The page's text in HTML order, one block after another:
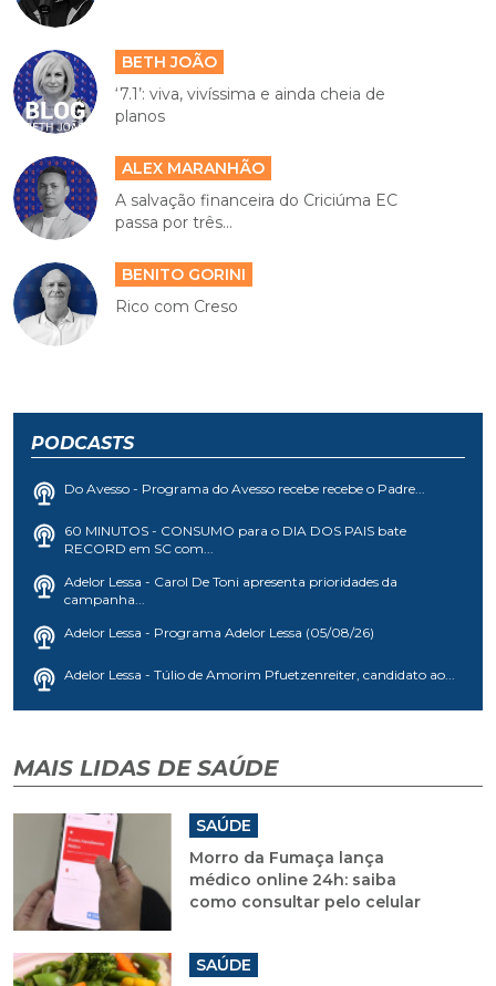
BETH JOÃO
‘7.1’: viva, vivíssima e ainda cheia de
planos
ALEX MARANHÃO
A salvação financeira do Criciúma EC
passa por três...
BENITO GORINI
Rico com Creso
PODCASTS
Do Avesso - Programa do Avesso recebe recebe o Padre...
60 MINUTOS - CONSUMO para o DIA DOS PAIS bate
RECORD em SC com...
Adelor Lessa - Carol De Toni apresenta prioridades da
campanha...
Adelor Lessa - Programa Adelor Lessa (05/08/26)
Adelor Lessa - Túlio de Amorim Pfuetzenreiter, candidato ao...
MAIS LIDAS DE SAÚDE
SAÚDE
Morro da Fumaça lança
médico online 24h: saiba
como consultar pelo celular
SAÚDE